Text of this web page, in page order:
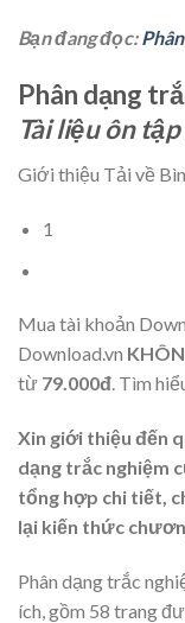
Bạn đang đọc:
Phân dạng
Tài liệu ôn
Giới thiệu Tải về
1
Mua tài khoản
Download.vn
từ 79.000đ. Tìm
Xin giới thiệu đến
dạng trắc nghiệm
tổng hợp chi tiết,
lại kiến thức
Phân dạng trắc
ích, gồm 58 trang